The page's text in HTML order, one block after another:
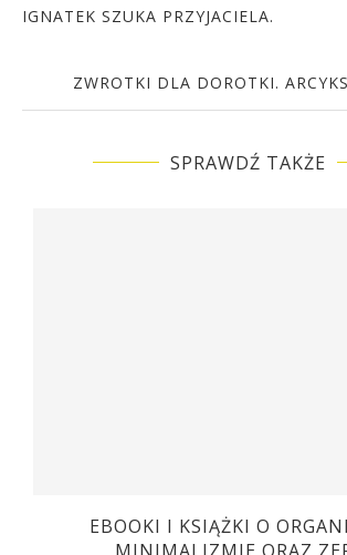
IGNATEK SZUKA PRZYJACIELA.
ZWROTKI DLA DOROTKI.
SPRAWDŹ TAKŻE
EBOOKI I KSIĄŻKI O
MINIMALIZMIE ORAZ